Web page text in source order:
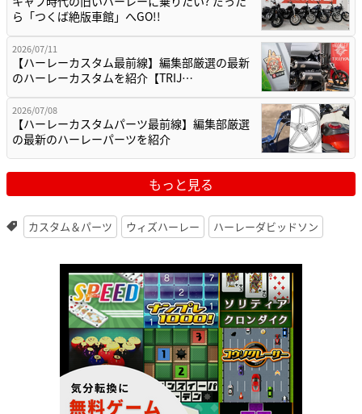
ら「つくば絶版車館」へGO!!
2026/07/11
【ハーレーカスタム最前線】編集部厳選の最新
のハーレーカスタムを紹介【TRIJ…
2026/07/08
【ハーレーカスタムパーツ最前線】編集部厳選
の最新のハーレーパーツを紹介
もっと見る
カスタム＆パーツ ウィズハーレー ハーレーダビッドソン